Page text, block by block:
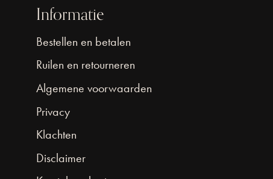
Informatie
Bestellen en betalen
Ruilen en retourneren
Algemene voorwaarden
Privacy
Klachten
Disclaimer